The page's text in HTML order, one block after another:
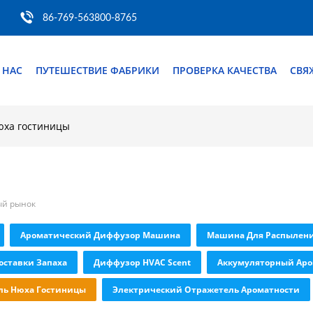
86-769-563800-8765
ПУТЕШЕСТВИЕ ФАБРИКИ ПРОВЕРКА КАЧЕСТВА
гостиницы
рынок
Ароматический Диффузор Машина Машина Для
Запаха Диффузор HVAC Scent Аккумуляторный
Нюха Гостиницы Электрический Отражетель Ароматности